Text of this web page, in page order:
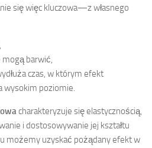
się więc kluczowa—z własnego
mogą barwić,
czas, w którym efekt
wysokim poziomie.
charakteryzuje się elastycznością,
i dostosowywanie jej kształtu
możemy uzyskać pożądany efekt w